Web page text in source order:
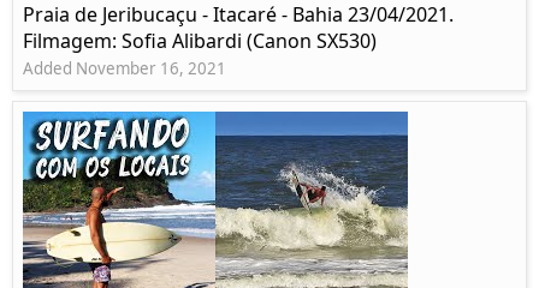
Praia de Jeribucaçu - Itacaré - Bahia 23/04/2021.
Filmagem: Sofia Alibardi (Canon SX530)
Added November 16, 2021